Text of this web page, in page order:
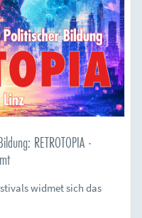
RETROTOPIA -
widmet sich das